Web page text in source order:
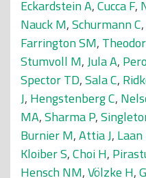
Eckardstein A,Cucca F,
Nauck M,Schurmann C,
Farrington SM,
Stumvoll M,Jula A,
Spector TD,Sala C,
J, Hengstenberg C,
MA,Sharma P,
Burnier M,Attia J,
Kloiber S,Choi H,
Hensch NM,Völzke H,